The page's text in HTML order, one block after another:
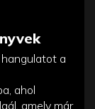
hangulatot a
ahol
amely már